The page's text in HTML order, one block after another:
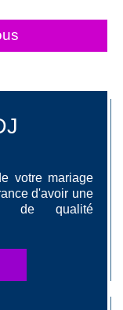
votre mariage
d'avoir une
de qualité